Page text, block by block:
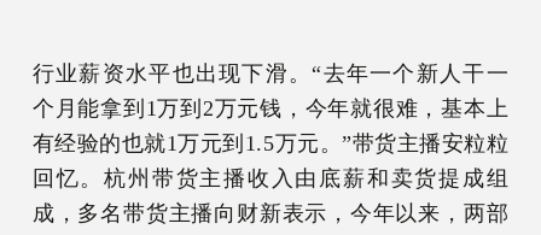
行业薪资水平也出现下滑。“去年一个新人干一
个月能拿到1万到2万元钱，今年就很难，基本上
有经验的也就1万元到1.5万元。”带货主播安粒粒
回忆。杭州带货主播收入由底薪和卖货提成组
成，多名带货主播向财新表示，今年以来，两部